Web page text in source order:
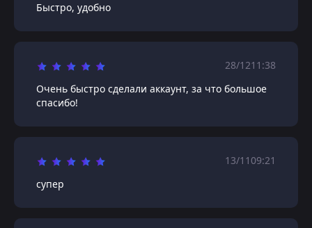
Быстро, удобно
28/1211:38
Очень быстро сделали аккаунт, за что большое
спасибо!
13/1109:21
супер